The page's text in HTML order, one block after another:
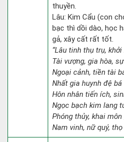
thuyền.
Lâu: Kim Cẩu (con
bạc thì dồi dào, học
gả, xây cất rất tốt.
“Lâu tinh thụ trụ,
Tài vượng, gia hòa,
Ngoại cảnh, tiền tài
Nhất gia huynh đệ bá
Hôn nhân tiến ích,
Ngọc bạch kim lang
Phóng thủy, khai
Nam vinh, nữ quý, thọ